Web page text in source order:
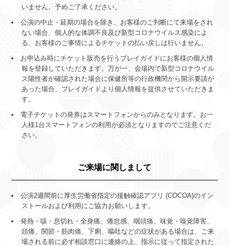
いません。予めご了承ください。
公演の中止・延期の場合を除き、お客様のご判断にて来場をされ
ない場合、個人的な体調不良及び新型コロナウイルス感染によ
る、お客様のご事情によるチケットの払い戻しは行いません。
お申込み時にチケット販売を行うプレイガイドにお客様の個人情
報を登録していただきます。万が一、会場内で新型コロナウイル
ス陽性者が確認された場合に保健所等の行政機関から開示要請が
あった場合、プレイガイドより個人情報を提供させていただきま
す。
電子チケットの発券はスマートフォンからのみとなります。お一
人様1台スマートフォンの利用が必須となりますのでご注意くだ
さい。
ご来場に関しまして
公演2週間前に厚生労働省指定の接触確認アプリ (COCOA)のイン
ストールおよび利用にご協力お願いします。
発熱・咳・息切れ・全身痛、倦怠感、咽頭痛、味覚・嗅覚障害、
頭痛、関節・筋肉痛、下痢、嘔吐などの症状がある場合は、ご来
場される前に必ず相談窓口に連絡の上、指示に従って指定された